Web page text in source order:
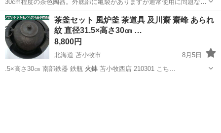
30cm程度の茶色陶器。外底部に亀裂がありますが通常使用に問題なく
水漏れしません。
東京 北区 新板橋駅 家庭用品
茶釜セット 風炉釜 茶道具 及川齋 齋峰 あられ
紋 直径31.5×高さ30㎝ …
8,800円
北海道 苫小牧市
8月5日
.5×高さ30㎝ 南部鉄器 鉄瓶 火鉢 苫小牧西店 210301 こち…